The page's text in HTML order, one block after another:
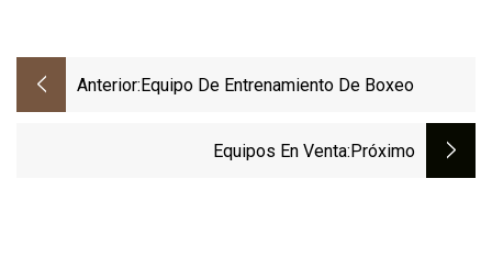
Anterior:Equipo De Entrenamiento De Boxeo
Equipos En Venta:próximo